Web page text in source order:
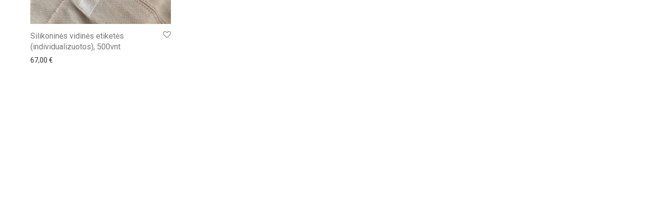
Silikoninės vidinės etiketės
(individualizuotos), 500vnt
67,00 €